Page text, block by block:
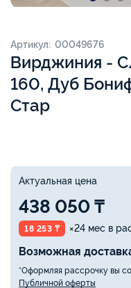
Вирджиния -
160, Дуб
Стар
Артикул: 00049676
Актуальная цена
438 050 ₸
18 253 ₸ ×24 мес в
Возможная
*Оформляя рассрочку вы
Публичной оферты